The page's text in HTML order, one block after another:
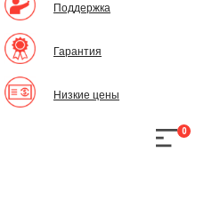
Поддержка
Гарантия
Низкие цены
0